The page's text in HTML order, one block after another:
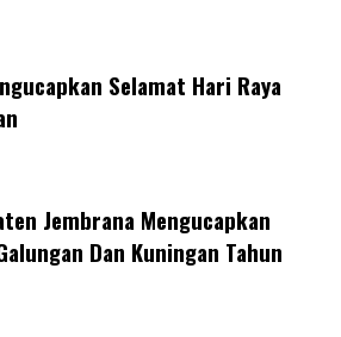
Selamat Hari Raya
Jembrana Mengucapkan
Dan Kuningan Tahun